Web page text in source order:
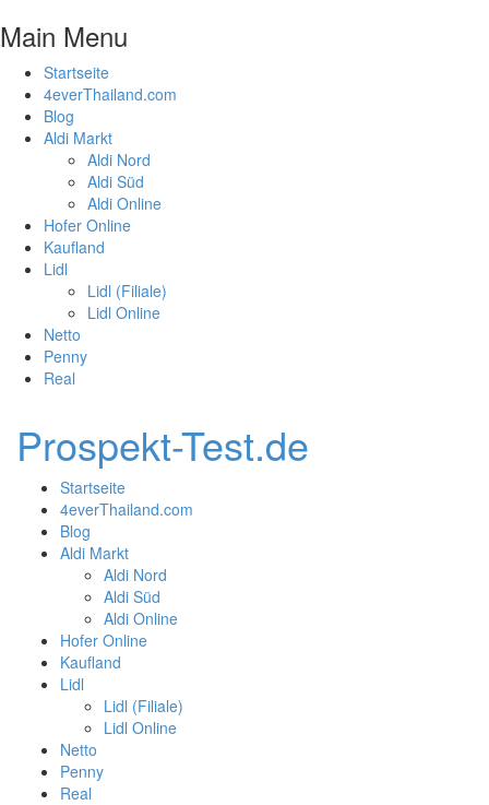
Main Menu
Startseite
4everThailand.com
Blog
Aldi Markt
Aldi Nord
Aldi Süd
Aldi Online
Hofer Online
Kaufland
Lidl
Lidl (Filiale)
Lidl Online
Netto
Penny
Real
Prospekt-Test.de
Startseite
4everThailand.com
Blog
Aldi Markt
Aldi Nord
Aldi Süd
Aldi Online
Hofer Online
Kaufland
Lidl
Lidl (Filiale)
Lidl Online
Netto
Penny
Real